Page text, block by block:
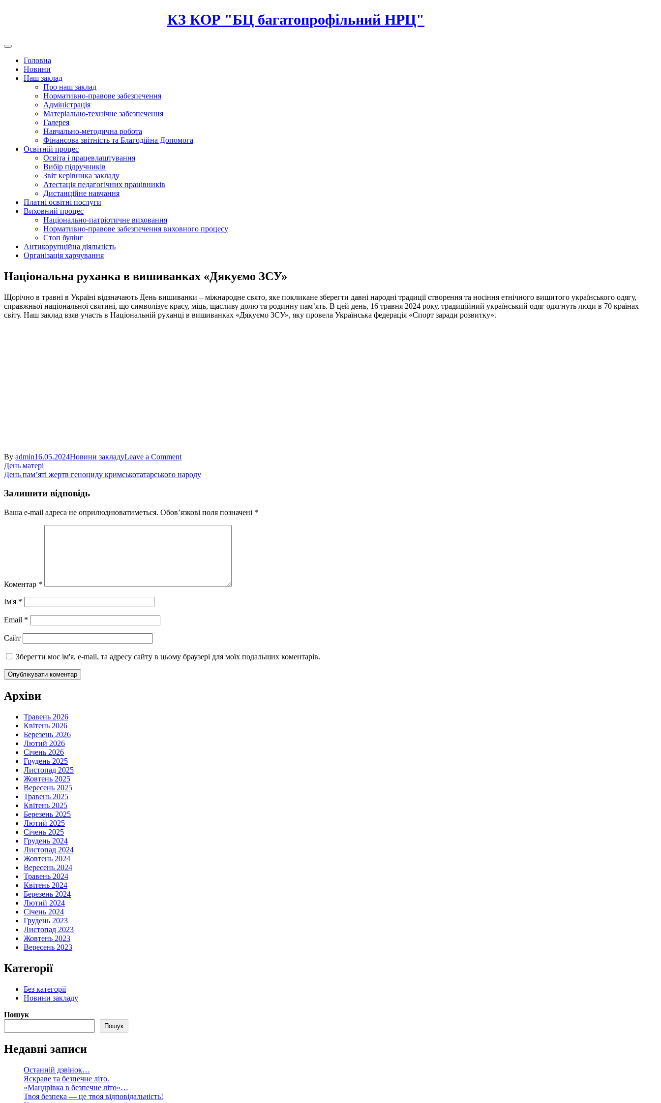
КЗ КОР "БЦ багатопрофільний НРЦ"
Головна
Новини
Наш заклад
Про наш заклад
Нормативно-правове забезпечення
Адміністрація
Матеріально-технічне забезпечення
Галерея
Навчально-методична робота
Фінансова звітність та Благодійна Допомога
Освітній процес
Освіта і працевлаштування
Вибір підручників
Звіт керівника закладу
Атестація педагогічних працівників
Дистанційне навчання
Платні освітні послуги
Виховний процес
Національно-патріотичне виховання
Нормативно-правове забезпечення виховного процесу
Стоп булінг
Антикорупційна діяльність
Організація харчування
Національна руханка в вишиванках «Дякуємо ЗСУ»
Щорічно в травні в Україні відзначають День вишиванки – міжнародне свято, яке покликане зберегти давні народні традиції створення та носіння етнічного вишитого українського одягу,
справжньої національної святині, що символізує красу, міць, щасливу долю та родинну пам’ять. В цей день, 16 травня 2024 року, традиційний український одяг одягнуть люди в 70 країнах
світу. Наш заклад взяв участь в Національній руханці в вишиванках «Дякуємо ЗСУ», яку провела Українська федерація «Спорт заради розвитку».
By admin16.05.2024Новини закладуLeave a Commenton
руханка
ЗСУ»
Навігація
записів
День матері
День пам’яті жертв геноциду кримськотатарського народу
Залишити відповідь
Ваша e-mail адреса не оприлюднюватиметься. Обов’язкові поля позначені *
Коментар *
Ім'я *
Email *
Сайт
Зберегти моє ім'я, e-mail, та адресу сайту в цьому браузері для моїх подальших коментарів.
Архіви
Травень 2026
Квітень 2026
Березень 2026
Лютий 2026
Січень 2026
Грудень 2025
Листопад 2025
Жовтень 2025
Вересень 2025
Травень 2025
Квітень 2025
Березень 2025
Лютий 2025
Січень 2025
Грудень 2024
Листопад 2024
Жовтень 2024
Вересень 2024
Травень 2024
Квітень 2024
Березень 2024
Лютий 2024
Січень 2024
Грудень 2023
Листопад 2023
Жовтень 2023
Вересень 2023
Категорії
Без категорії
Новини закладу
Пошук
Пошук
Недавні записи
Останній дзвінок…
Яскраве та безпечне літо.
«Мандрівка в безпечне літо»…
Твоя безпека — це твоя відповідальність!